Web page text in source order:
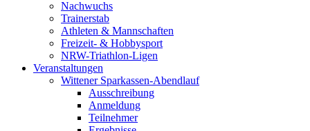
Nachwuchs
Trainerstab
Athleten & Mannschaften
Freizeit- & Hobbysport
NRW-Triathlon-Ligen
Veranstaltungen
Wittener Sparkassen-Abendlauf
Ausschreibung
Anmeldung
Teilnehmer